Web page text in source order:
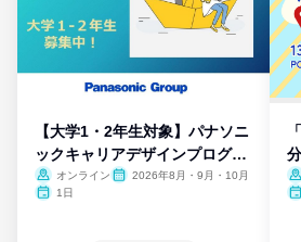
【大学1・2年生対象】パナソニ
ックキャリアデザインプログラ
ム
オンライン
2026年8月・9月・10月
1日